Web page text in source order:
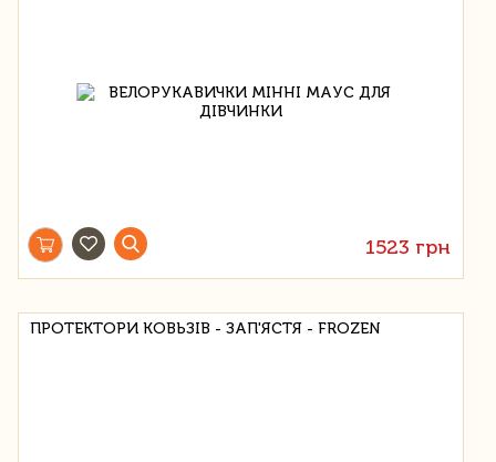
1523 грн
ПРОТЕКТОРИ КОВЬЗІВ - ЗАП'ЯСТЯ - FROZEN